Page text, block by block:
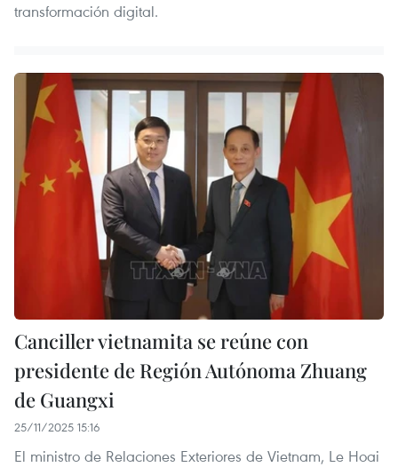
transformación digital.
Canciller vietnamita se reúne con
presidente de Región Autónoma Zhuang
de Guangxi
25/11/2025 15:16
El ministro de Relaciones Exteriores de Vietnam, Le Hoai